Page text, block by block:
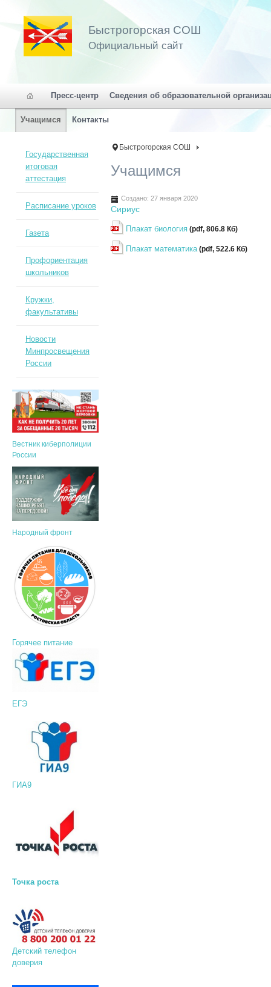
Быстрогорская СОШ
Официальный сайт
Пресс-центр Сведения об образовательной
Учащимся Контакты
Быстрогорская СОШ
Учащимся
Создано: 27 января 2020
Сириус
Плакат биология (pdf, 806.8 Кб)
Плакат математика(pdf, 522.6 Кб)
Государственная
итоговая
аттестация
Расписание уроков
Газета
Профориентация
школьников
Кружки,
факультативы
Новости
Минпросвещения
России
Вестник киберполиции
России
Народный фронт
Горячее питание
ЕГЭ
ГИА9
Точка роста
Детский телефон
доверия